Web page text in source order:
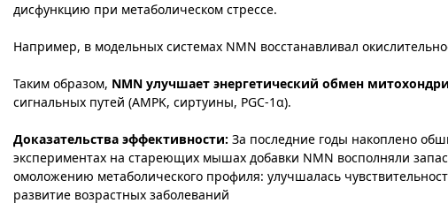
дисфункцию при метаболическом стрессе​.
Например, в модельных системах NMN восстанавливал
Таким образом, NMN улучшает энергетический обмен
сигнальных путей (AMPK, сиртуины, PGC-1α).
Доказательства эффективности: За последние годы накоплено
экспериментах на стареющих мышах добавки NMN восполняли
омоложению метаболического профиля: улучшалась
развитие возрастных заболеваний​